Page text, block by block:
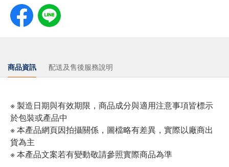
商品資訊 配送及售後服務說明
※ 製造日期與有效期限，商品成分與適用注意事項皆標示
於包裝或產品中
※ 本產品網頁因拍攝關係，圖檔略有差異，實際以廠商出
貨為主
※ 本產品文案若有變動敬請參照實際商品為準